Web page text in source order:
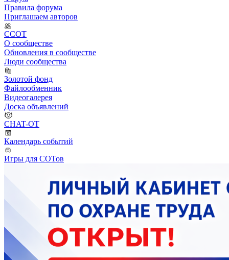
Правила форума
Приглашаем авторов
ССОТ
О сообществе
Обновления в сообществе
Люди сообщества
Золотой фонд
Файлообменник
Видеогалерея
Доска объявлений
CHAT-OT
Календарь событий
Игры для СОТов